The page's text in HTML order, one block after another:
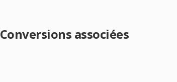
Conversions associées